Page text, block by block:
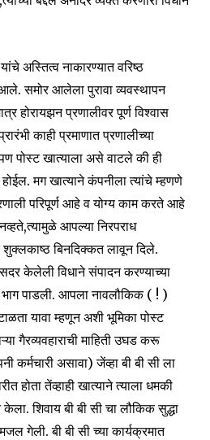
अस्तित्व नाकारण्यात वरिष्ठ
समोर आलेला पुरावा व्यवस्थापन
होरायझन प्रणालीवर पूर्ण विश्वास
काही प्रमाणात प्रणालीच्या
पोस्ट खात्याला असे वाटले की ही
मग खात्याने कंपनीला त्यांचे म्हणणे
परिपूर्ण आहे व योग्य काम करते आहे
आपल्या निरपराध
शुक्लकाष्ठ बिनदिक्कत लावून दिले.
केलेली विधाने संपादन करण्याच्या
भाग पाडली. आपला नावलौकिक ( ! )
यावा म्हणून अशी भूमिका पोस्ट
गैरव्यवहाराची माहिती उघड करू
कर्मचारी असावा) जेंव्हा बी बी सी ला
होता तेंव्हाही खात्याने त्याला धमकी
शिवाय बी बी सी चा लौकिक सुद्धा
गेली. बी बी सी च्या कार्यक्रमात